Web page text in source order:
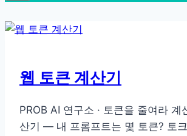
웹 토큰 계산기
PROB AI 연구소 · 토큰을 줄여라 계
산기 — 내 프롬프트는 몇 토큰? 토